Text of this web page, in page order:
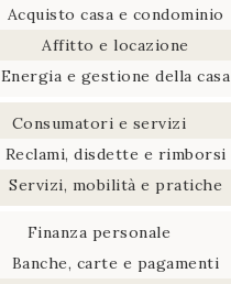
Acquisto casa e condominio
Affitto e locazione
Energia e gestione della casa
Consumatori e servizi
Reclami, disdette e rimborsi
Servizi, mobilità e pratiche
Finanza personale
Banche, carte e pagamenti